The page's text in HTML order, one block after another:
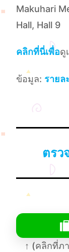
Makuhari
Hall, Hall 9
คลิกที่นี่เพื่อดู
ข้อมูล: รายล
ตรว
↑ (คลิกที่ภ